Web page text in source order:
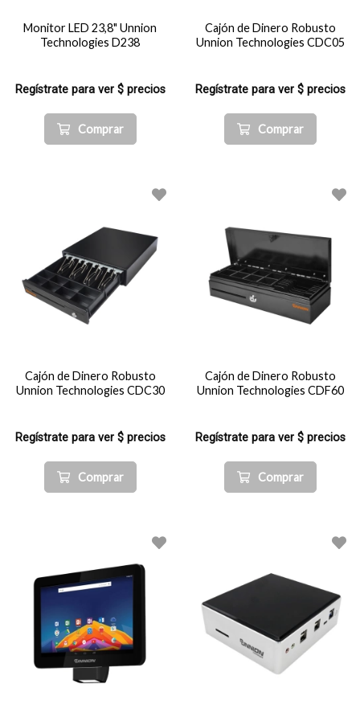
Monitor LED 23,8" Unnion
Technologies D238
Regístrate para ver $ precios
Comprar
Cajón de Dinero Robusto
Unnion Technologies CDC05
Regístrate para ver $ precios
Comprar
Cajón de Dinero Robusto
Unnion Technologies CDC30
Regístrate para ver $ precios
Comprar
Cajón de Dinero Robusto
Unnion Technologies CDF60
Regístrate para ver $ precios
Comprar